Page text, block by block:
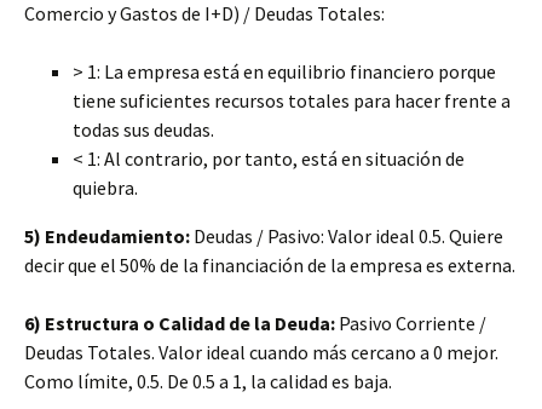
Comercio y Gastos de I+D) / Deudas Totales:
> 1: La empresa está en equilibrio financiero porque
tiene suficientes recursos totales para hacer frente a
todas sus deudas.
< 1: Al contrario, por tanto, está en situación de
quiebra.
5) Endeudamiento: Deudas / Pasivo: Valor ideal 0.5. Quiere
decir que el 50% de la financiación de la empresa es externa.
6) Estructura o Calidad de la Deuda: Pasivo Corriente /
Deudas Totales. Valor ideal cuando más cercano a 0 mejor.
Como límite, 0.5. De 0.5 a 1, la calidad es baja.